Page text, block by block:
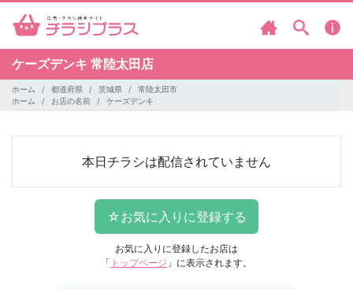
ケーズデンキ 常陸太田店
ホーム 都道府県 茨城県
常陸太田市
ホーム
お店の名前 ケーズデンキ
本日チラシは配信されていません
お気に入りに登録したお店は
「 トップページ 」に表示されます。